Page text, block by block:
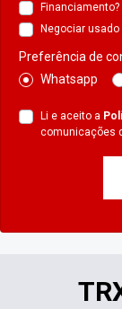
Financiamento?
Negociar usado
Preferência de
Whatsapp
Li e aceito a
comunicações